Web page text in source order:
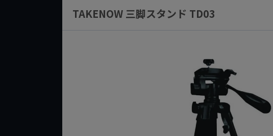
TAKENOW 三脚スタンド TD03